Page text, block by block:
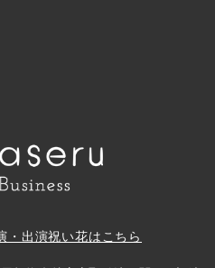
・出演祝い花はこちら